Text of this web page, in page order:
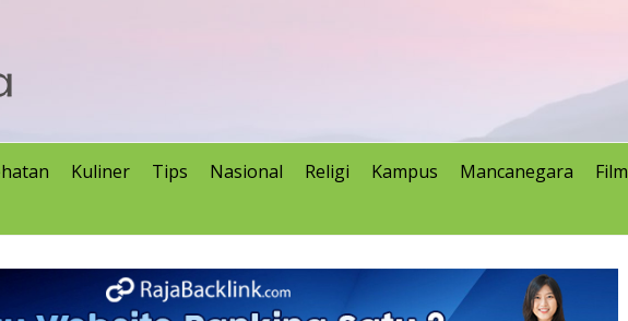
Kuliner Tips Nasional Religi Kampus Mancanegara Film